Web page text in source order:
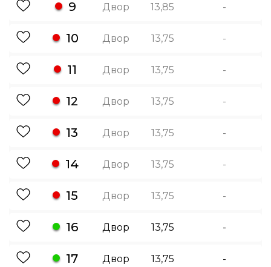
9 Двор 13,85 -
10 Двор 13,75 -
11 Двор 13,75 -
12 Двор 13,75 -
13 Двор 13,75 -
14 Двор 13,75 -
15 Двор 13,75 -
16 Двор 13,75 -
17 Двор 13,75 -